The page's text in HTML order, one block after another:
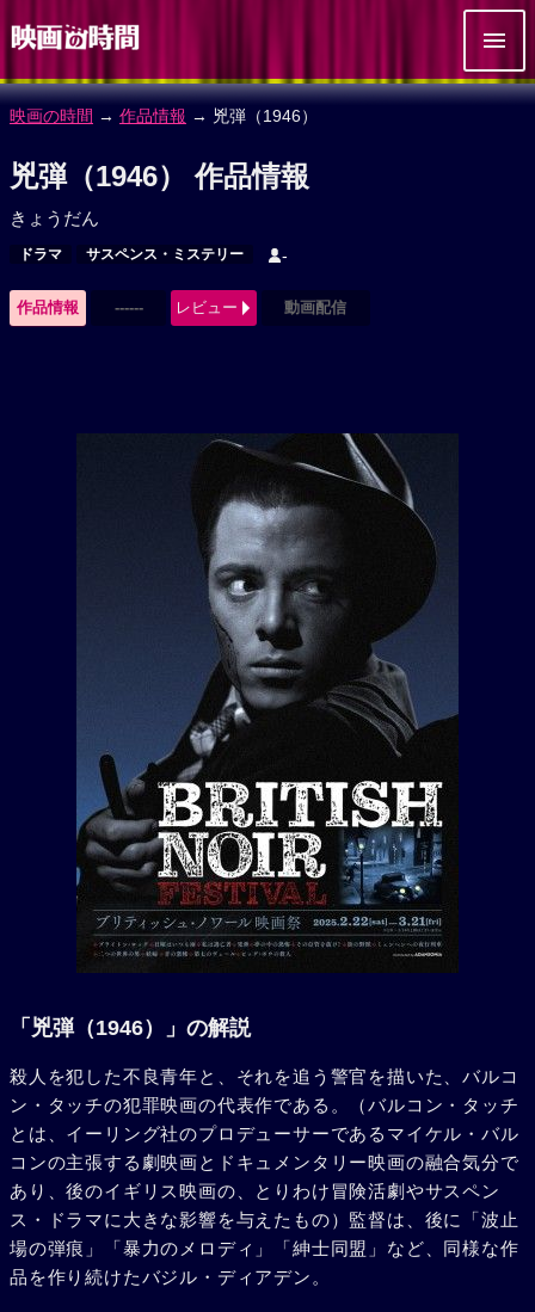
映画の時間 → 作品情報 → 兇弾（1946）
兇弾（1946） 作品情報
きょうだん
ドラマ サスペンス・ミステリー -
作品情報 ------ レビュー 動画配信
「兇弾（1946）」の解説
殺人を犯した不良青年と、それを追う警官を描いた、バルコ
ン・タッチの犯罪映画の代表作である。（バルコン・タッチ
とは、イーリング社のプロデューサーであるマイケル・バル
コンの主張する劇映画とドキュメンタリー映画の融合気分で
あり、後のイギリス映画の、とりわけ冒険活劇やサスペン
ス・ドラマに大きな影響を与えたもの）監督は、後に「波止
場の弾痕」「暴力のメロディ」「紳士同盟」など、同様な作
品を作り続けたバジル・ディアデン。